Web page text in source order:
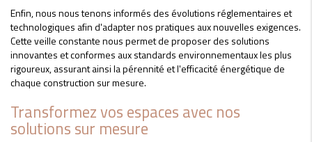
Enfin, nous nous tenons informés des évolutions réglementaires et
technologiques afin d'adapter nos pratiques aux nouvelles exigences.
Cette veille constante nous permet de proposer des solutions
innovantes et conformes aux standards environnementaux les plus
rigoureux, assurant ainsi la pérennité et l'efficacité énergétique de
chaque construction sur mesure.
Transformez vos espaces avec nos
solutions sur mesure